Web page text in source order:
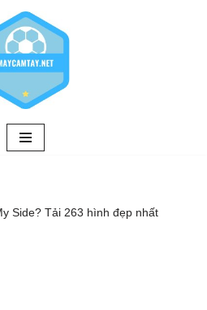
Side? Tải 263 hình đẹp nhất